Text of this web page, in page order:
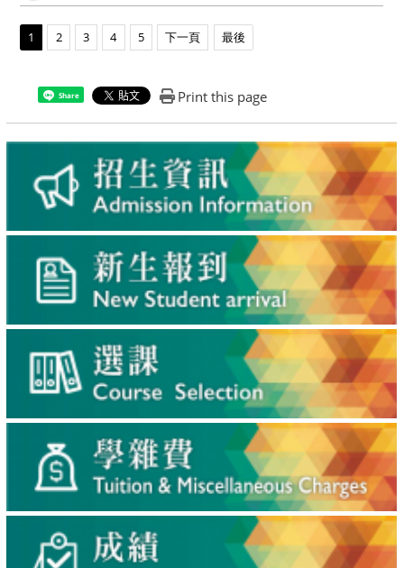
1 2 3 4 5 下一頁 最後
Share Print this page